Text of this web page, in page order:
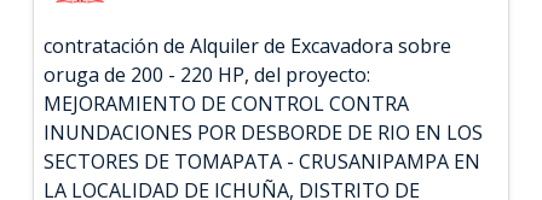
contratación de Alquiler de Excavadora sobre
oruga de 200 - 220 HP, del proyecto:
MEJORAMIENTO DE CONTROL CONTRA
INUNDACIONES POR DESBORDE DE RIO EN LOS
SECTORES DE TOMAPATA - CRUSANIPAMPA EN
LA LOCALIDAD DE ICHUÑA, DISTRITO DE